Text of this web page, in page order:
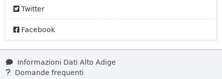
Twitter
Facebook
Informazioni Dati Alto Adige
Domande frequenti